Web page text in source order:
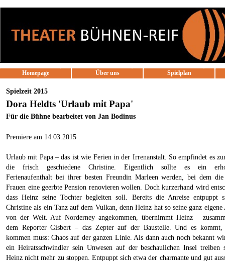
Homepage Über uns ▼
Spielplan
Spielzeit 2015
Dora Heldts 'Urlaub mit Papa'
Für die Bühne bearbeitet von Jan Bodinus
Premiere am 14.03.2015
Urlaub mit Papa – das ist wie Ferien in der Irrenanstalt. So empfindet es
die frisch geschiedene Christine. Eigentlich sollte es ein
Ferienaufenthalt bei ihrer besten Freundin Marleen werden, bei dem die
Frauen eine geerbte Pension renovieren wollen. Doch kurzerhand wird
dass Heinz seine Tochter begleiten soll. Bereits die Anreise entpuppt
Christine als ein Tanz auf dem Vulkan, denn Heinz hat so seine ganz eigene
von der Welt. Auf Norderney angekommen, übernimmt Heinz –
dem Reporter Gisbert – das Zepter auf der Baustelle. Und es
kommen muss: Chaos auf der ganzen Linie. Als dann auch noch bekannt
ein Heiratsschwindler sein Unwesen auf der beschaulichen Insel treiben
Heinz nicht mehr zu stoppen. Entpuppt sich etwa der charmante und gut